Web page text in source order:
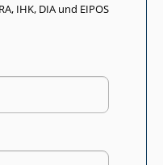
IHK, DIA und EIPOS